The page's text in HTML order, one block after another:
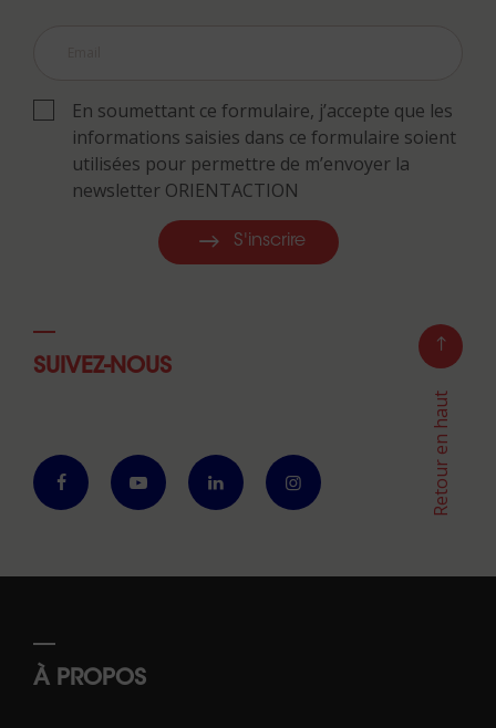
En soumettant ce formulaire, j’accepte que les
informations saisies dans ce formulaire soient
utilisées pour permettre de m’envoyer la
newsletter ORIENTACTION
S'inscrire
SUIVEZ-NOUS
Retour en haut
À PROPOS